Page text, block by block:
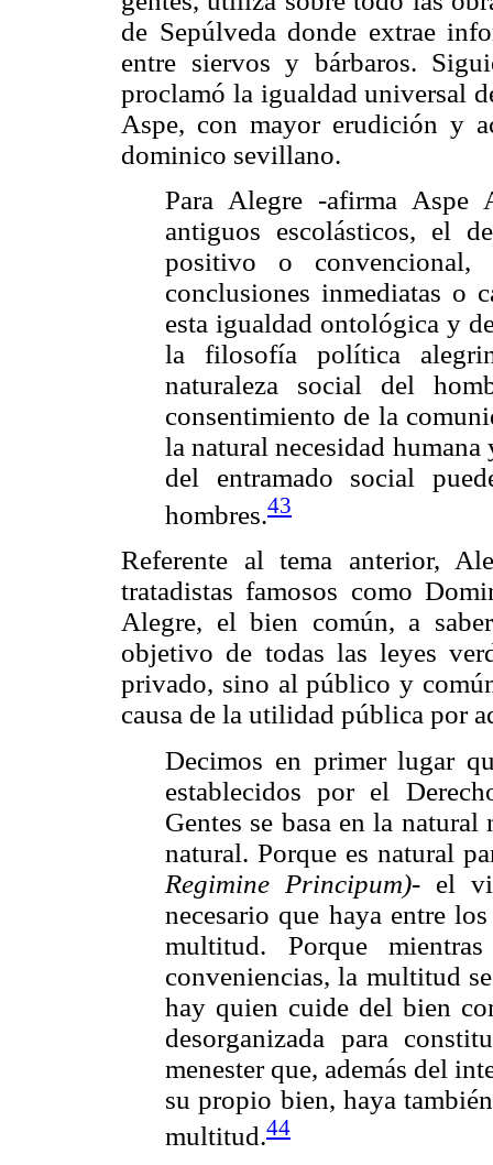
de Sepúlveda donde extrae
entre siervos y bárbaros.
proclamó la igualdad universal
Aspe, con mayor erudición y
dominico sevillano.
Para Alegre -afirma Aspe
antiguos escolásticos, el
positivo o convencional,
conclusiones inmediatas o
esta igualdad ontológica y
la filosofía política
naturaleza social del
consentimiento de la
la natural necesidad
del entramado social
hombres.43
Referente al tema anterior,
tratadistas famosos como
Alegre, el bien común, a
objetivo de todas las leyes
privado, sino al público y
causa de la utilidad pública por
Decimos en primer lugar
establecidos por el
Gentes se basa en la
natural. Porque es natural
Regimine Principum)- el
necesario que haya entre
multitud. Porque
conveniencias, la multitud
hay quien cuide del bien
desorganizada para
menester que, además del
su propio bien, haya
multitud.44